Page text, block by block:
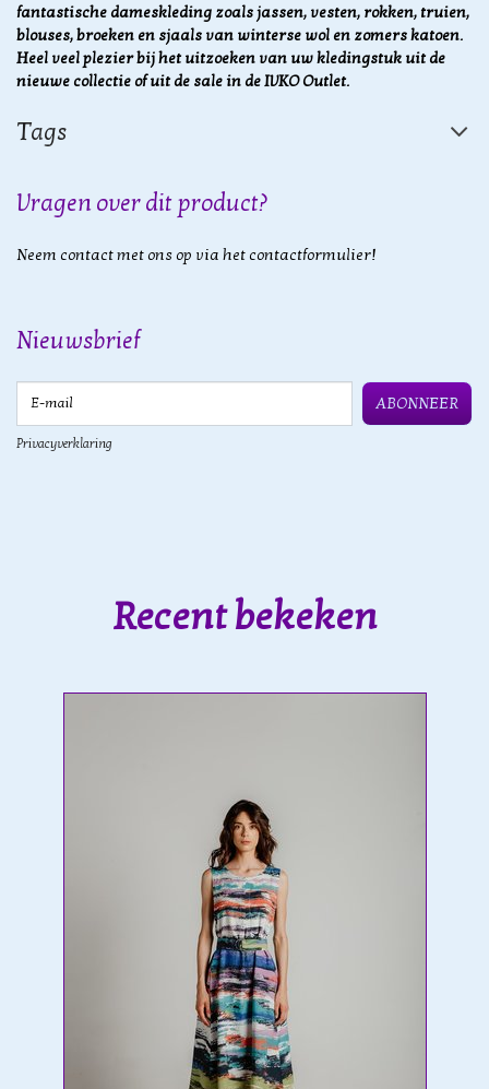
fantastische dameskleding zoals jassen, vesten, rokken, truien,
blouses, broeken en sjaals van winterse wol en zomers katoen.
Heel veel plezier bij het uitzoeken van uw kledingstuk uit de
nieuwe collectie of uit de sale in de IVKO Outlet.
Tags
Vragen over dit product?
Neem contact met ons op via het contactformulier!
Nieuwsbrief
ABONNEER
Privacyverklaring
Recent bekeken